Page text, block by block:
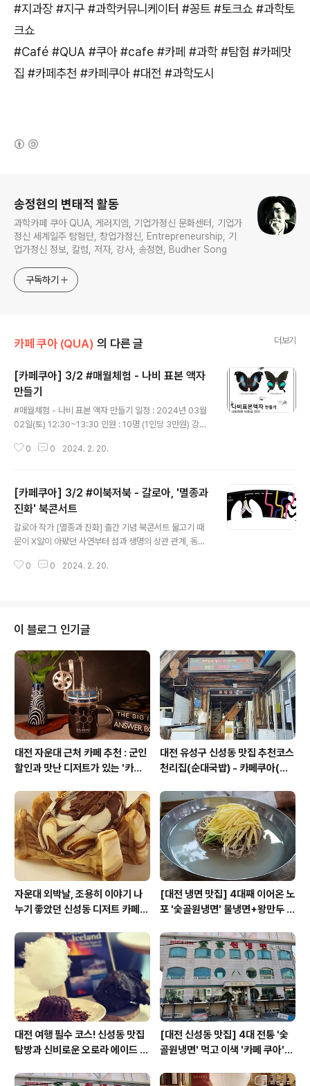
#지과장 #지구 #과학커뮤니케이터 #꽁트 #토크쇼 #과학토
크쇼
#Café #QUA #쿠아 #cafe #카페 #과학 #탐험 #카페맛
집 #카페추천 #카페쿠아 #대전 #과학도시
송정현의 변태적 활동
과학카페 쿠아 QUA, 게러지엠, 기업가정신 문화센터, 기업가
정신 세계일주 탐험단, 창업가정신, Entrepreneurship, 기
업가정신 정보, 칼럼, 저자, 강사, 송정현, Budher Song
구독하기
카페 쿠아 (QUA) 의 다른 글 더보기
[카페쿠아] 3/2 #매월체험 - 나비 표본 액자
만들기
#매월체험 - 나비 표본 액자 만들기 일정 : 2024년 03월
02일(토) 12:30~13:30 인원 : 10명 (1인당 3만원) 강사
제비나비 표본 작업 체험 주쿤다갈구리네발나비 또는 파리
ecafekorea@gmail.com 신청 : https://forms.gle/
TaMhduhiktaCqyyK8 과학은 즐겁다 - QUA #매월체
험 #나비정원 #이준섭 #작가 #곤충 #나비 #표본 #액자
#카페쿠아 #Café #QUA #쿠아 #cafe #카페 #과학 #
탐험 #카페맛집 #이색카페
0 0 2024. 2. 20.
[카페쿠아] 3/2 #이북저북 - 갈로아, '멸종과
진화' 북콘서트
갈로아 작가 [멸종과 진화] 출간 기념 북콘서트 물고기 때
문이 X알이 아팠던 사연부터 섬과 생명의 상관 관계, 동물
것들에 대한 작가의 애정 어린 시선. 일정 : 2024년 03월
문의 : 042-867-5897 sciencecafekorea@gmail.
com 신청 : https://forms.gle/GJCP2g1EBJPRdAg
t6 *현장에서 책을 구매하여, 출간 기념 저자 서명을 받으
실 수 있습니다. #이북저북 #북콘서트 #갈로아 #작가 #멸
종과진화 #..
0 0 2024. 2. 20.
이 블로그 인기글
대전 자운대 근처 카페 추천 : 군인
할인과 맛난 디저트가 있는 '카페
대전 유성구 신성동 맛집 추천코스
천리집(순대국밥) - 카페쿠아(커
자운대 외박날, 조용히 이야기 나
누기 좋았던 신성동 디저트 카페
[대전 냉면 맛집] 4대째 이어온 노
포 '숯골원냉면' 물냉면+왕만두 조
대전 여행 필수 코스! 신성동 맛집
탐방과 신비로운 오로라 에이드 체
[대전 신성동 맛집] 4대 전통 '숯
골원냉면' 먹고 이색 '카페 쿠아'로